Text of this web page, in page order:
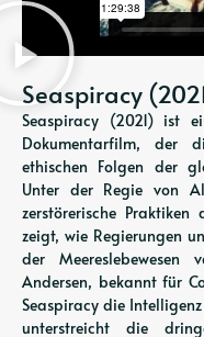
Seaspiracy
Seaspiracy (2021) ist
Dokumentarfilm, der
ethischen Folgen der
Unter der Regie von
zerstörerische
zeigt, wie Regierungen
der Meereslebewesen
Andersen, bekannt für
Seaspiracy die
unterstreicht die